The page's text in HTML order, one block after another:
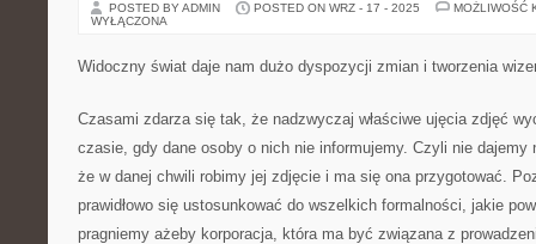
POSTED BY ADMIN POSTED ON WRZ - 17 - 2025
MOŻLIWOŚĆ
WYŁĄCZONA
Widoczny świat daje nam dużo dyspozycji zmian i tworzenia
Czasami zdarza się tak, że nadzwyczaj właściwe ujęcia zdjęć
czasie, gdy dane osoby o nich nie informujemy. Czyli nie dajemy
że w danej chwili robimy jej zdjęcie i ma się ona przygotować.
prawidłowo się ustosunkować do wszelkich formalności, jakie
pragniemy ażeby korporacja, która ma być związana z